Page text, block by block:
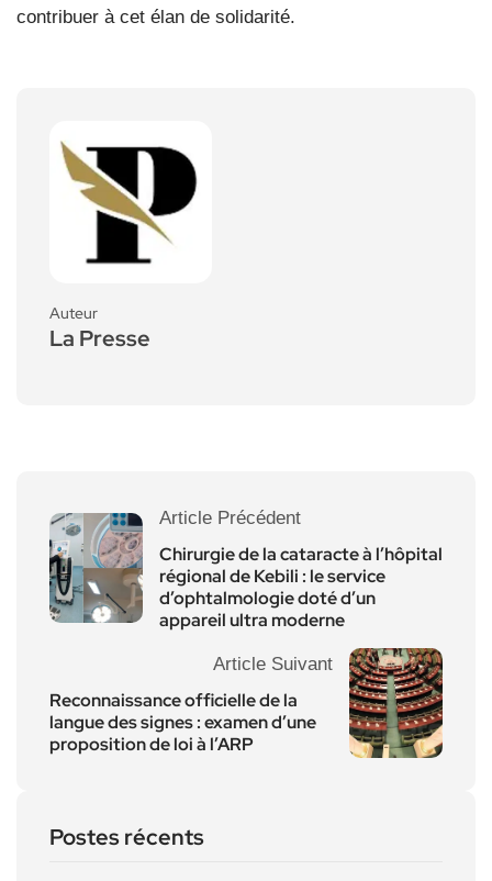
contribuer à cet élan de solidarité.
Auteur
La Presse
Article Précédent
Chirurgie de la cataracte à l’hôpital
régional de Kebili : le service
d’ophtalmologie doté d’un
appareil ultra moderne
Article Suivant
Reconnaissance officielle de la
langue des signes : examen d’une
proposition de loi à l’ARP
Postes récents